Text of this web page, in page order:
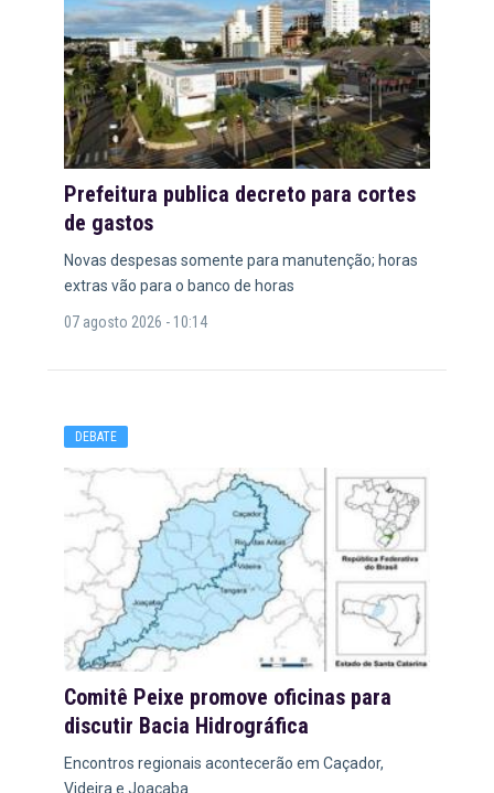
Prefeitura publica decreto para cortes
de gastos
Novas despesas somente para manutenção; horas
extras vão para o banco de horas
07 agosto 2026 - 10:14
DEBATE
Comitê Peixe promove oficinas para
discutir Bacia Hidrográfica
Encontros regionais acontecerão em Caçador,
Videira e Joaçaba